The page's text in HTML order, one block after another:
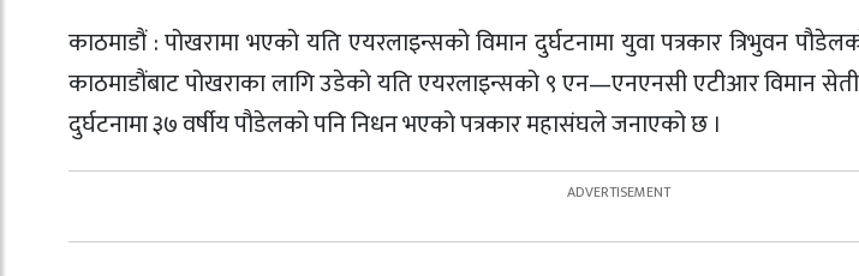
काठमाडौं : पोखरामा भएको यति एयरलाइन्सको विमान दुर्घटनामा युवा पत्रकार त्रिभुवन
काठमाडौंबाट पोखराका लागि उडेको यति एयरलाइन्सको ९ एन—एनएनसी एटीआर विमान सेती
दुर्घटनामा ३७ वर्षीय पौडेलको पनि निधन भएको पत्रकार महासंघले जनाएको छ ।